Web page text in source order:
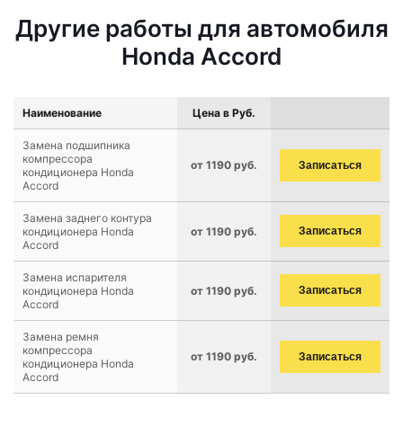
Другие работы для автомобиля
Honda Accord
Наименование Цена в Руб.
Замена подшипника
компрессора
кондиционера Honda
Accord
от 1190 руб. Записаться
Замена заднего контура
кондиционера Honda
Accord
от 1190 руб. Записаться
Замена испарителя
кондиционера Honda
Accord
от 1190 руб. Записаться
Замена ремня
компрессора
кондиционера Honda
Accord
от 1190 руб. Записаться